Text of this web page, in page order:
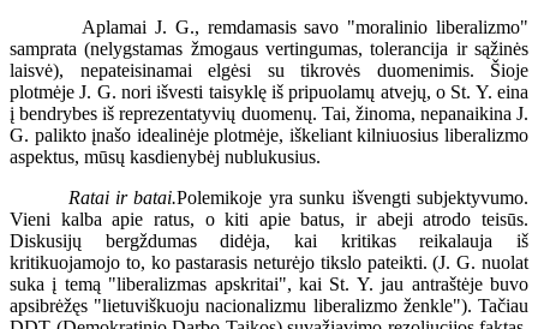
Aplamai J. G., remdamasis savo "moralinio liberalizmo"
samprata (nelygstamas žmogaus vertingumas, tolerancija ir sąžinės
laisvė), nepateisinamai elgėsi su tikrovės duomenimis. Šioje
plotmėje J. G. nori išvesti taisyklę iš pripuolamų atvejų, o St. Y. eina
į bendrybes iš reprezentatyvių duomenų. Tai, žinoma, nepanaikina J.
G. palikto įnašo idealinėje plotmėje, iškeliant kilniuosius liberalizmo
aspektus, mūsų kasdienybėj nublukusius.
Ratai ir batai.Polemikoje yra sunku išvengti subjektyvumo.
Vieni kalba apie ratus, o kiti apie batus, ir abeji atrodo teisūs.
Diskusijų bergždumas didėja, kai kritikas reikalauja iš
kritikuojamojo to, ko pastarasis neturėjo tikslo pateikti. (J. G. nuolat
suka į temą "liberalizmas apskritai", kai St. Y. jau antraštėje buvo
apsibrėžęs "lietuviškuoju nacionalizmu liberalizmo ženkle"). Tačiau